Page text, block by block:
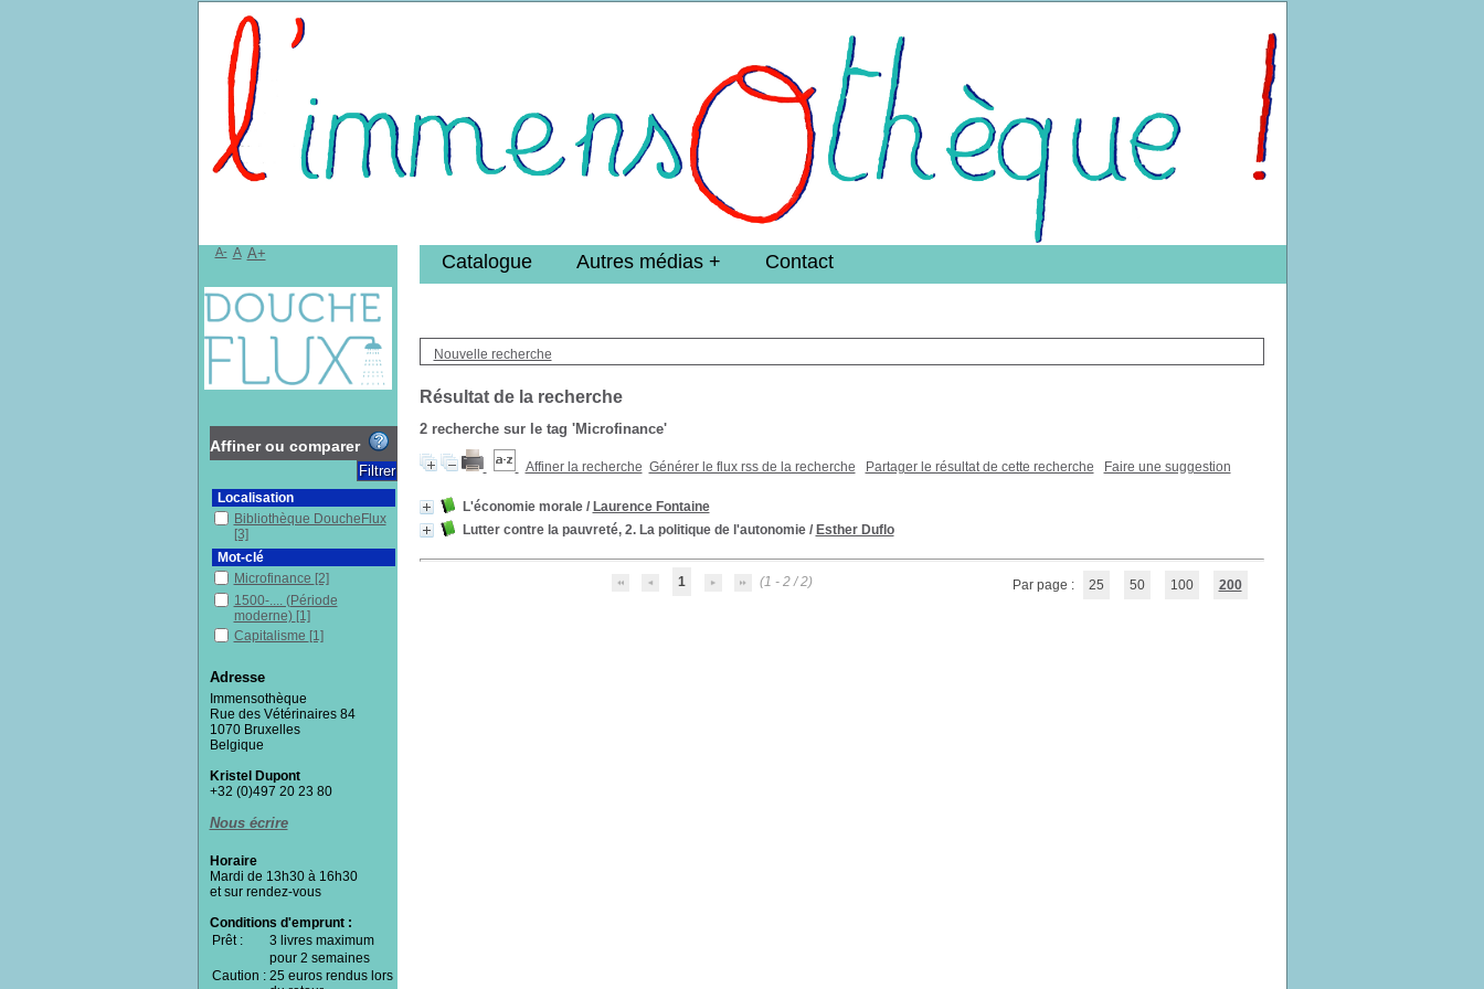
Nouvelle recherche
Résultat de la recherche
2recherche sur le tag 'Microfinance'
Affiner la recherche Générer le flux rss de la recherche Partager le résultat de cette recherche Faire une suggestion
L'économie morale/ Laurence Fontaine
Lutter contre la pauvreté, 2. La politique de l'autonomie/ Esther Duflo
1 (1 - 2 / 2) Par page : 25 50 100 200
Catalogue Autres médias Contact
A- A A+
Affiner ou comparer
Localisation
Bibliothèque DoucheFlux
[3]
Mot-clé
Microfinance [2]
1500-.... (Période
moderne) [1]
Capitalisme [1]
Dimension sociale
Don[1]
Économie[1]
Économie collaborative
Endettement
Histoire[1]
[1]
Pauvreté[1]
Pays de l'Union
Pays en voie de
développement[1]
Politique publique[1]
Adresse
Immensothèque
Rue des Vétérinaires 84
1070 Bruxelles
Belgique
Kristel Dupont
+32 (0)497 20 23 80
Nous écrire
Horaire
Mardi de 13h30 à 16h30
et sur rendez-vous
Conditions d'emprunt :
Prêt :
3 livres maximum
pour 2 semaines
Caution : 25 euros rendus lors